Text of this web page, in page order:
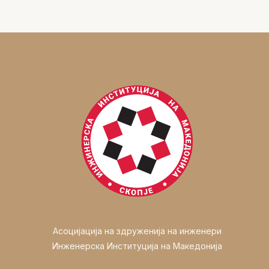
Асоцијација на здруженија на инженери
Инженерска Институција на Македонија